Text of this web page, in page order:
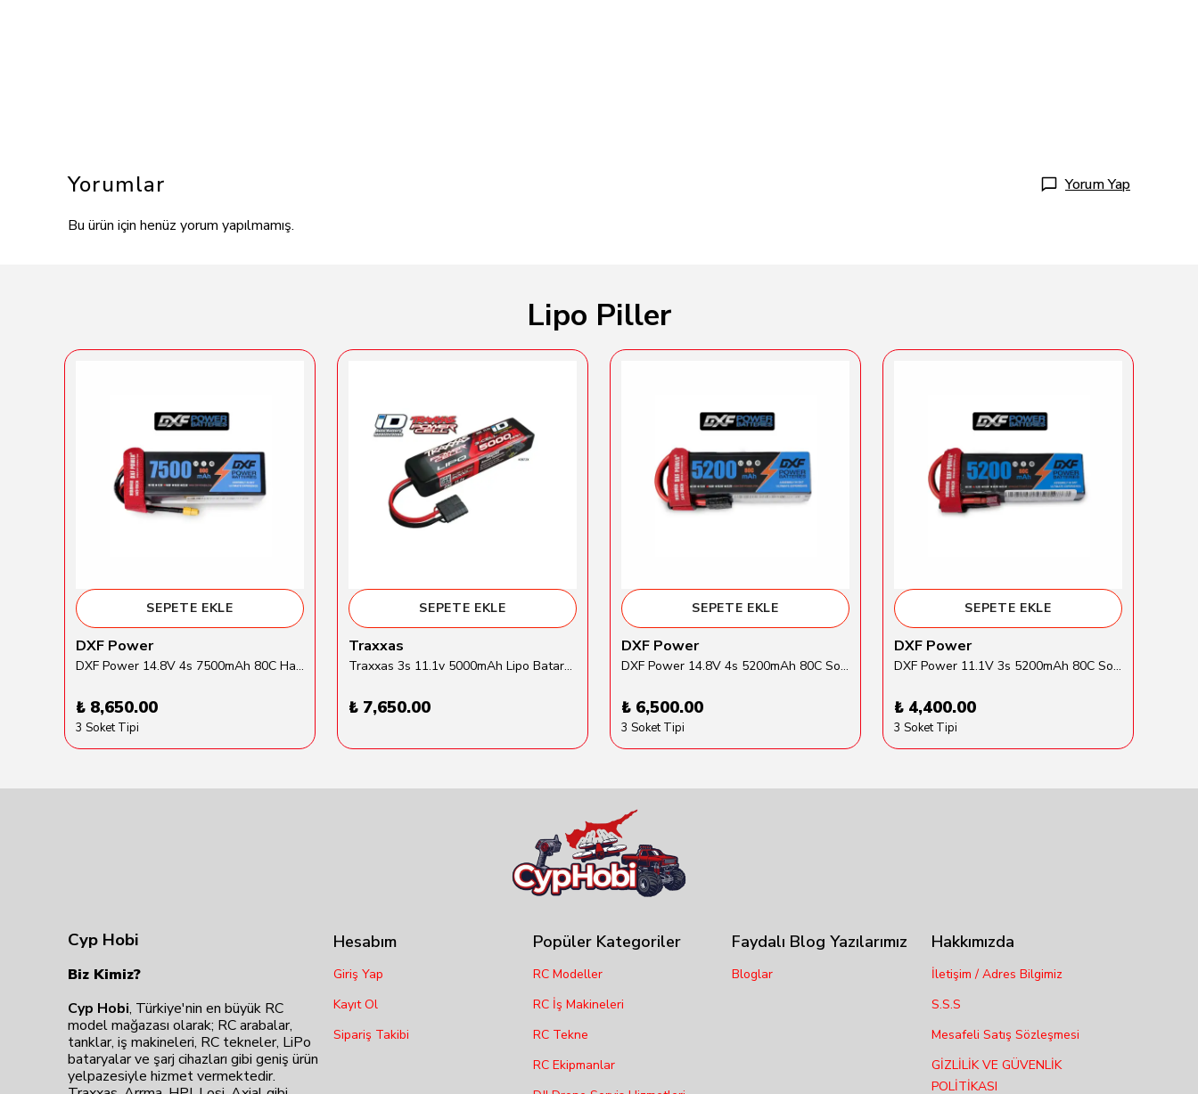
Yorumlar Yorum Yap
Bu ürün için henüz yorum yapılmamış.
Lipo Piller
SEPETE EKLE
DXF Power
DXF Power 14.8V 4s 7500mAh 80C Hardcase Lipo Batarya
₺ 8,650.00
3 Soket Tipi
SEPETE EKLE
Traxxas
Traxxas 3s 11.1v 5000mAh Lipo Batarya (TRX 2872X)
₺ 7,650.00
SEPETE EKLE
DXF Power
DXF Power 14.8V 4s 5200mAh 80C Softcase Lipo Batarya
₺ 6,500.00
3 Soket Tipi
SEPETE EKLE
DXF Power
DXF Power 11.1V 3s 5200mAh 80C Softcase Lipo Batarya
₺ 4,400.00
3 Soket Tipi
Hesabım
Giriş Yap
Kayıt Ol
Sipariş Takibi
Popüler Kategoriler
RC Modeller
RC İş Makineleri
RC Tekne
RC Ekipmanlar
Faydalı Blog Yazılarımız
Bloglar
Hakkımızda
İletişim / Adres Bilgimiz
S.S.S
Mesafeli Satış Sözleşmesi
GİZLİLİK VE GÜVENLİK
POLİTİKASI
Cyp Hobi
Biz Kimiz?
Cyp Hobi, Türkiye'nin en büyük RC
model mağazası olarak; RC arabalar,
tanklar, iş makineleri, RC tekneler, LiPo
bataryalar ve şarj cihazları gibi geniş ürün
yelpazesiyle hizmet vermektedir.